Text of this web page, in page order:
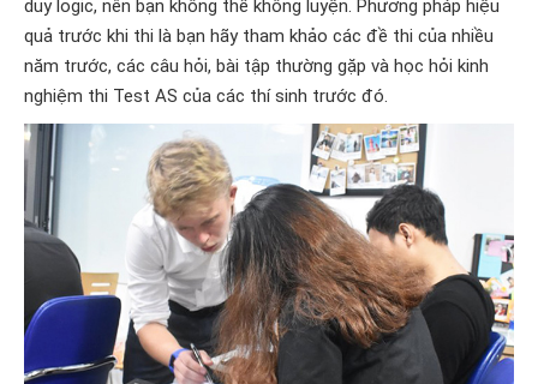
duy logic, nên bạn không thể không luyện. Phương pháp hiệu
quả trước khi thi là bạn hãy tham khảo các đề thi của nhiều
năm trước, các câu hỏi, bài tập thường gặp và học hỏi kinh
nghiệm thi Test AS của các thí sinh trước đó.